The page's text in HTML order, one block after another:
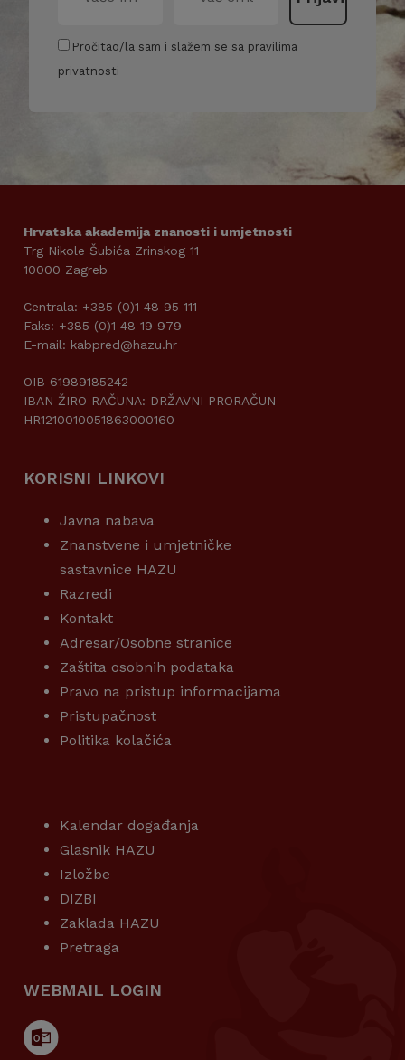
Pročitao/la sam i slažem se sa pravilima
privatnosti
Hrvatska akademija znanosti i umjetnosti
Trg Nikole Šubića Zrinskog 11
10000 Zagreb
Centrala: +385 (0)1 48 95 111
Faks: +385 (0)1 48 19 979
E-mail: kabpred@hazu.hr
OIB 61989185242
IBAN ŽIRO RAČUNA: DRŽAVNI PRORAČUN
HR1210010051863000160
KORISNI LINKOVI
Javna nabava
Znanstvene i umjetničke
sastavnice HAZU
Razredi
Kontakt
Adresar/Osobne stranice
Zaštita osobnih podataka
Pravo na pristup informacijama
Pristupačnost
Politika kolačića
Kalendar događanja
Glasnik HAZU
Izložbe
DIZBI
Zaklada HAZU
Pretraga
WEBMAIL LOGIN